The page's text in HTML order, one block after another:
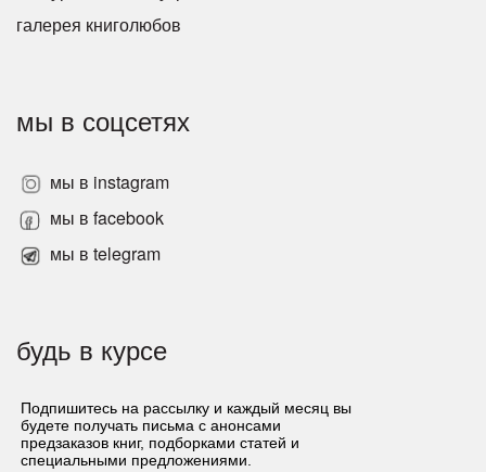
галерея книголюбов
мы в соцсетях
мы в instagram
мы в facebook
мы в telegram
будь в курсе
Подпишитесь на рассылку и каждый месяц вы
будете получать письма с анонсами
предзаказов книг, подборками статей и
специальными предложениями.